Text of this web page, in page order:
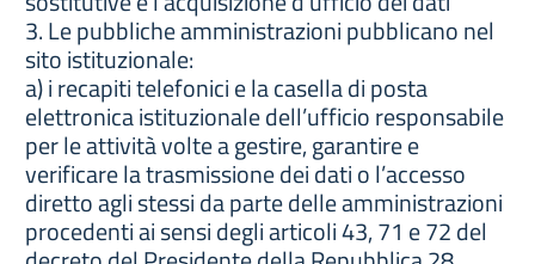
3. Le pubbliche amministrazioni pubblicano nel
sito istituzionale:
a) i recapiti telefonici e la casella di posta
elettronica istituzionale dell’ufficio responsabile
per le attività volte a gestire, garantire e
verificare la trasmissione dei dati o l’accesso
diretto agli stessi da parte delle amministrazioni
procedenti ai sensi degli articoli 43, 71 e 72 del